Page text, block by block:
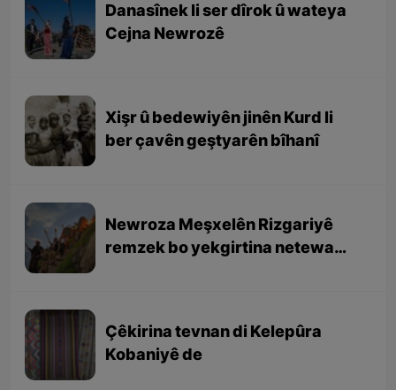
Danasînek li ser dîrok û wateya
Cejna Newrozê
Xişr û bedewiyên jinên Kurd li
ber çavên geştyarên bîhanî
Newroza Meşxelên Rizgariyê
remzek bo yekgirtina netewa
Çêkirina tevnan di Kelepûra
Kobaniyê de